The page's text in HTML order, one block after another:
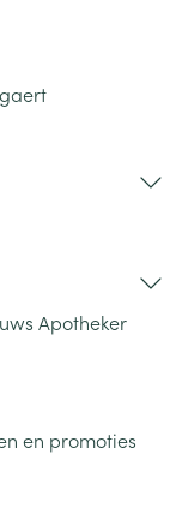
Apotheker
en promoties